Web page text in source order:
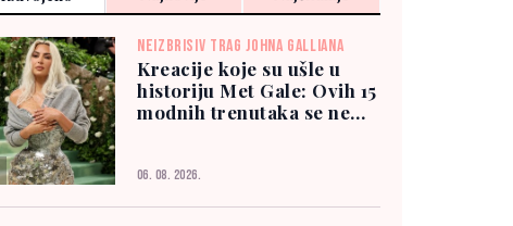
NEIZBRISIV TRAG JOHNA GALLIANA
Kreacije koje su ušle u
historiju Met Gale: Ovih 15
modnih trenutaka se ne
06. 08. 2026.